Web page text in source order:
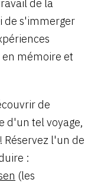
de la
de s'immerger
mémoire et
de
d'un tel voyage,
Réservez l'un de
:
(les